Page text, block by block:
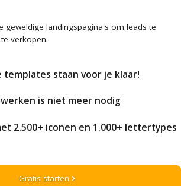
geweldige landingspagina's om leads te
verkopen.
templates staan voor je klaar!
is niet meer nodig
2.500+ iconen en 1.000+ lettertypes
Gratis starten chevron_right